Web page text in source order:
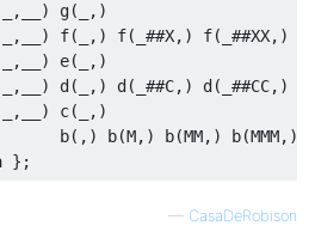
g(_,)
f(_,) f(_##X,) f(_##XX,)
e(_,)
d(_,) d(_##C,) d(_##CC,)
c(_,)
b(,) b(M,) b(MM,) b(MMM,)
— CasaDeRobison